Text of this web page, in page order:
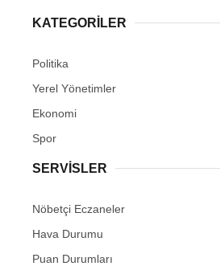
KATEGORİLER
Politika
Yerel Yönetimler
Ekonomi
Spor
SERVİSLER
Nöbetçi Eczaneler
Hava Durumu
Puan Durumları